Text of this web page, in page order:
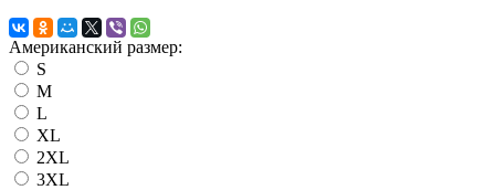
Американский размер:
S
M
L
XL
2XL
3XL